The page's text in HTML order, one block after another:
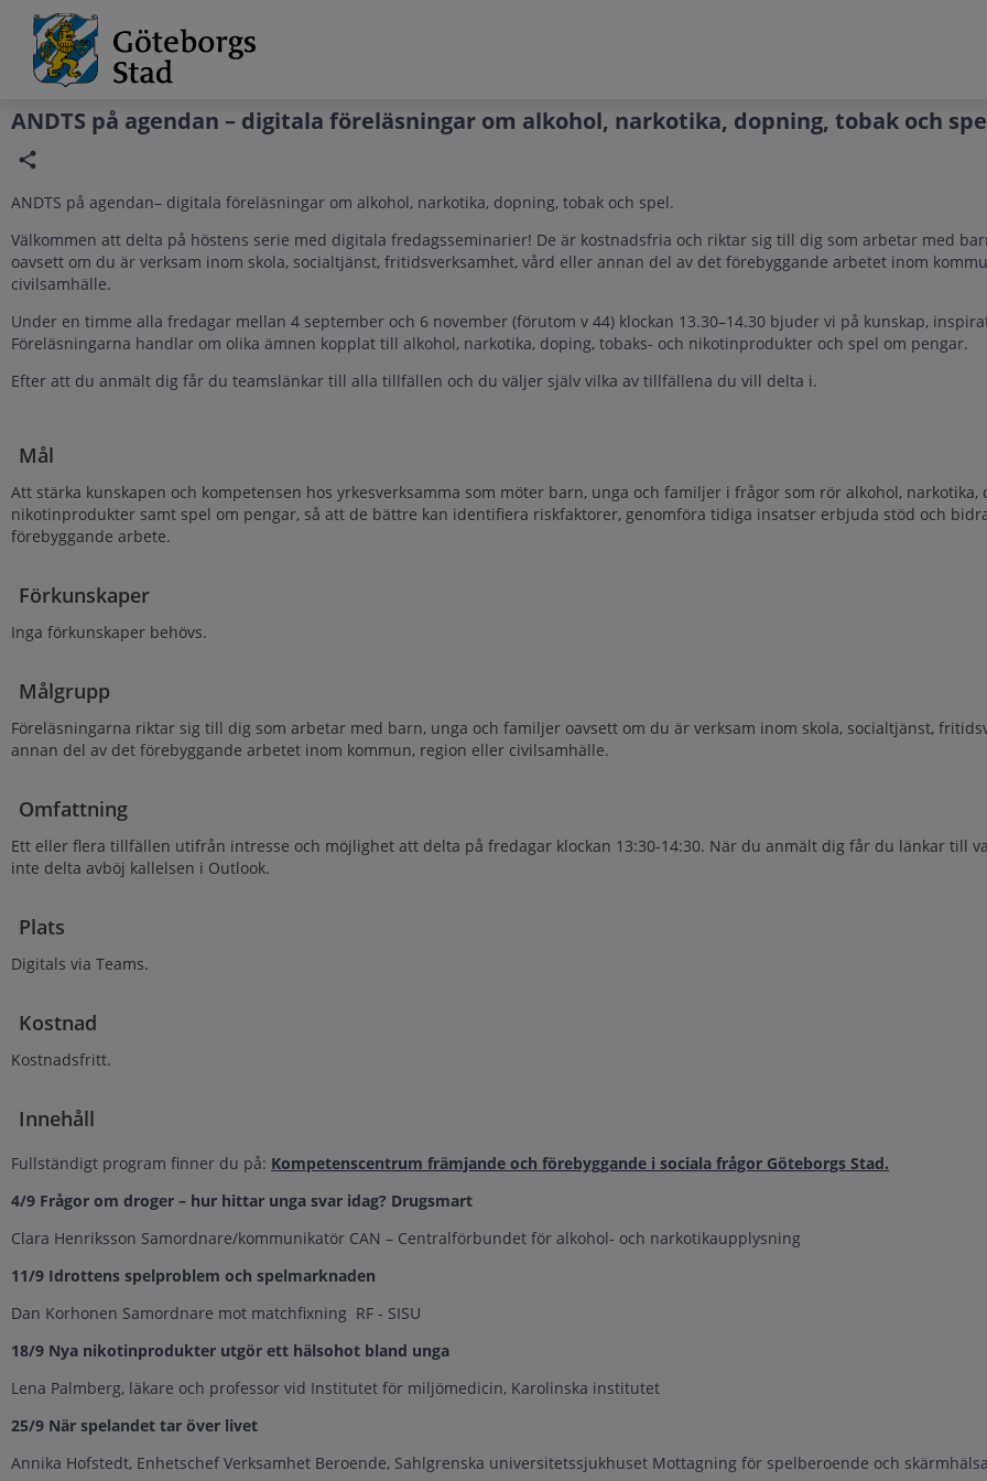
Grade
Portal
ANDTS på agendan – digitala föreläsningar om alkohol, narkotika, dopning, tobak och
ANDTS på agendan– digitala föreläsningar om alkohol, narkotika, dopning, tobak och spel.
Välkommen att delta på höstens serie med digitala fredagsseminarier! De är kostnadsfria och riktar sig till dig som arbetar med
oavsett om du är verksam inom skola, socialtjänst, fritidsverksamhet, vård eller annan del av det förebyggande arbetet inom
civilsamhälle.
Under en timme alla fredagar mellan 4 september och 6 november (förutom v 44) klockan 13.30–14.30 bjuder vi på kunskap,
Föreläsningarna handlar om olika ämnen kopplat till alkohol, narkotika, doping, tobaks- och nikotinprodukter och spel om pengar.
Efter att du anmält dig får du teamslänkar till alla tillfällen och du väljer själv vilka av tillfällena du vill delta i.
Mål
Att stärka kunskapen och kompetensen hos yrkesverksamma som möter barn, unga och familjer i frågor som rör alkohol, narkotika,
nikotinprodukter samt spel om pengar, så att de bättre kan identifiera riskfaktorer, genomföra tidiga insatser erbjuda stöd och
förebyggande arbete.
Förkunskaper
Inga förkunskaper behövs.
Målgrupp
Föreläsningarna riktar sig till dig som arbetar med barn, unga och familjer oavsett om du är verksam inom skola, socialtjänst,
annan del av det förebyggande arbetet inom kommun, region eller civilsamhälle.
Omfattning
Ett eller flera tillfällen utifrån intresse och möjlighet att delta på fredagar klockan 13:30-14:30. När du anmält dig får du länkar till
inte delta avböj kallelsen i Outlook.
Plats
Digitals via Teams.
Kostnad
Kostnadsfritt.
Innehåll
Fullständigt program finner du på: Kompetenscentrum främjande och förebyggande i sociala frågor Göteborgs Stad.
4/9 Frågor om droger – hur hittar unga svar idag? Drugsmart
Clara Henriksson Samordnare/kommunikatör CAN – Centralförbundet för alkohol- och narkotikaupplysning
11/9 Idrottens spelproblem och spelmarknaden
Dan Korhonen Samordnare mot matchfixning RF - SISU
18/9 Nya nikotinprodukter utgör ett hälsohot bland unga
Lena Palmberg, läkare och professor vid Institutet för miljömedicin, Karolinska institutet
25/9 När spelandet tar över livet
Annika Hofstedt, Enhetschef Verksamhet Beroende, Sahlgrenska universitetssjukhuset Mottagning för spelberoende och